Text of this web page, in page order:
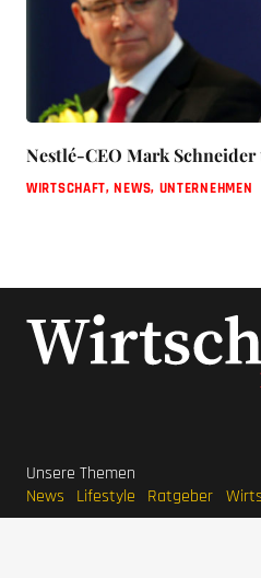
Nestlé-CEO Mark
WIRTSCHAFT,NEWS, UNTERNEHMEN
Unsere Themen
News
Lifestyle Ratgeber